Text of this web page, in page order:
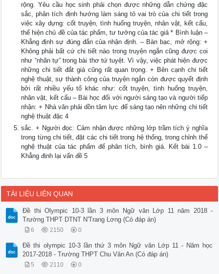
rộng. Yêu cầu học sinh phải chọn được những dẫn chứng đặc
sắc, phân tích định hướng làm sáng tỏ vai trò của chi tiết trong
việc xây dựng: cốt truyện, tình huống truyện, nhân vật, kết cấu,
thể hiện chủ đề của tác phẩm, tư tưởng của tác giả * Bình luận –
Khẳng định sự đúng đắn của nhận định. – Bàn bạc, mở rộng: +
Không phải bất cứ chi tiết nào trong truyện ngắn cũng được coi
như “nhãn tự” trong bài thơ tứ tuyệt. Vì vậy, việc phát hiện được
những chi tiết đắt giá cũng rất quan trọng. + Bên cạnh chi tiết
nghệ thuật, sự thành công của truyện ngắn còn được quyết định
bởi rất nhiều yếu tố khác như: cốt truyện, tình huống truyện,
nhân vật, kết cấu – Bài học đối với người sáng tạo và người tiếp
nhận: + Nhà văn phải dồn tâm lực để sáng tạo nên những chi tiết
nghệ thuật đặc 4
sắc. + Người đọc: Cảm nhận được những lớp trầm tích ý nghĩa
trong từng chi tiết, đặt các chi tiết trong hệ thống, trong chỉnh thể
nghệ thuật của tác phẩm để phân tích, bình giá. Kết bài 1.0 –
Khẳng định lại vấn đề 5
TÀI LIỆU LIÊN QUAN
Đề thi Olympic 10-3 lần 3 môn Ngữ văn Lớp 11 năm 2018 -
Trường THPT DTNT N'Trang Lơng (Có đáp án)
6 2150 0
Đề thi olympic 10-3 lần thứ 3 môn Ngữ văn Lớp 11 - Năm học
2017-2018 - Trường THPT Chu Văn An (Có đáp án)
5 2110 0